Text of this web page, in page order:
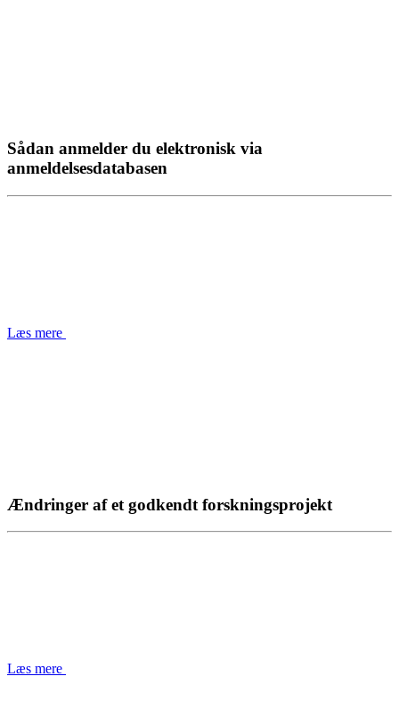
Sådan anmelder du elektronisk via
anmeldelsesdatabasen
Læs mere
Ændringer af et godkendt forskningsprojekt
Læs mere